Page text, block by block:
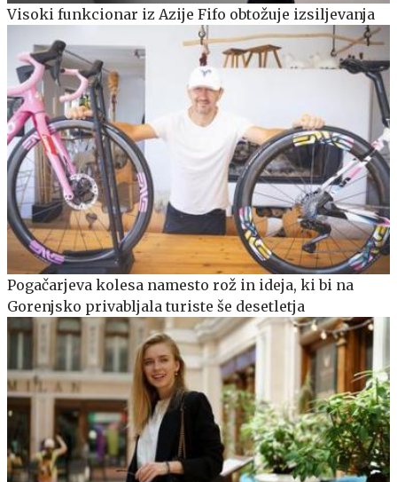
Visoki funkcionar iz Azije Fifo obtožuje izsiljevanja
Pogačarjeva kolesa namesto rož in ideja, ki bi na
Gorenjsko privabljala turiste še desetletja